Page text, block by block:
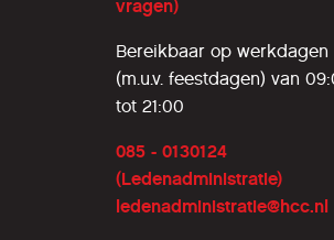
vragen)
Bereikbaar op werkdagen
(m.u.v. feestdagen) van
tot 21:00
085 - 0130124
(Ledenadministratie)
ledenadministratie@hcc.nl